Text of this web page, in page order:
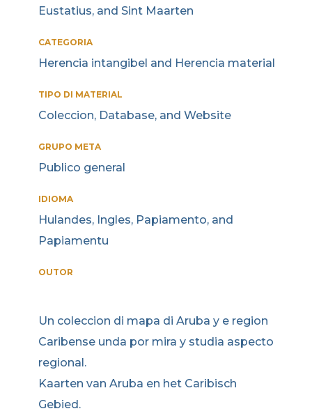
Eustatius, and Sint Maarten
CATEGORIA
Herencia intangibel and Herencia material
TIPO DI MATERIAL
Coleccion, Database, and Website
GRUPO META
Publico general
IDIOMA
Hulandes, Ingles, Papiamento, and
Papiamentu
OUTOR
Un coleccion di mapa di Aruba y e region
Caribense unda por mira y studia aspecto
regional.
Kaarten van Aruba en het Caribisch
Gebied.